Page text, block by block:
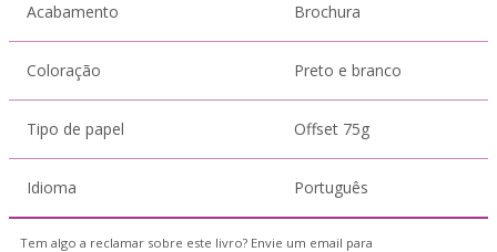
Acabamento Brochura
Coloração Preto e branco
Tipo de papel Offset 75g
Idioma Português
Tem algo a reclamar sobre este livro? Envie um email para